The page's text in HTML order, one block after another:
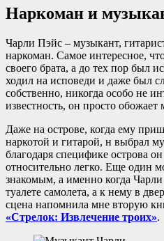
Наркоман и
Чарли Пэйс – музыкант,
наркоман. Самое интересное,
своего брата, а до тех пор был
ходил на исповеди и даже был
собственно, никогда особо не
известность, он просто обожает
Даже на острове, когда ему
наркотой и гитарой, н выбрал
благодаря специфике острова
относительно легко. Еще один
знакомым, а именно когда
туалете самолета, а к нему в
сцена напомнила мне вторую
«Стрелок: Извлечение троих».